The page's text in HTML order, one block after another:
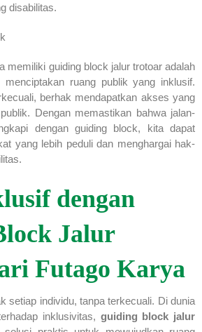
disabilitas.
memiliki guiding block jalur trotoar adalah
menciptakan ruang publik yang inklusif.
berhak mendapatkan akses yang
Dengan memastikan bahwa jalan-
dengan guiding block, kita dapat
yang lebih peduli dan menghargai hak-
dengan
Jalur
Futago Karya
setiap individu, tanpa terkecuali. Di dunia
inklusivitas, guiding block jalur